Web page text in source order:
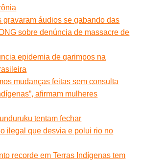
gravaram áudios se gabando das
sobre denúncia de massacre de
epidemia de garimpos na
mudanças feitas sem consulta
afirmam mulheres
tentam fechar
ilegal que desvia e polui rio no
recorde em Terras Indígenas tem